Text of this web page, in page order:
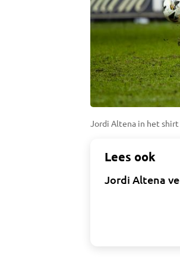
Jordi Altena in het
Lees ook
Jordi Altena